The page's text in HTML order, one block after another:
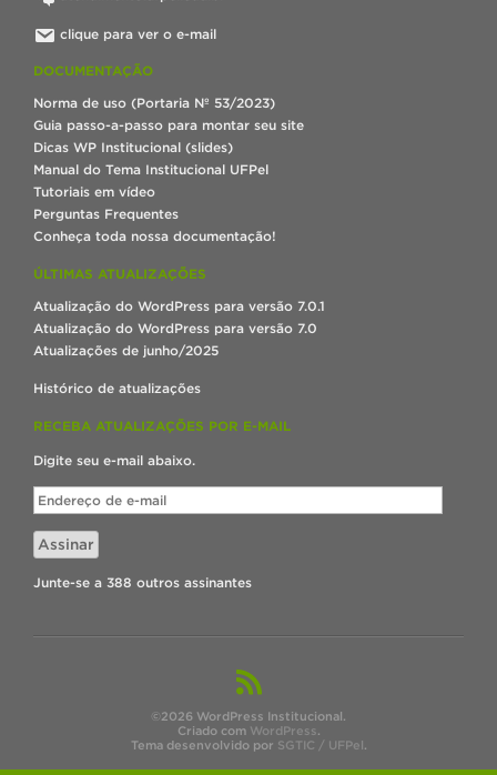
clique para ver o e-mail
DOCUMENTAÇÃO
Norma de uso (Portaria Nº 53/2023)
Guia passo-a-passo para montar seu site
Dicas WP Institucional (slides)
Manual do Tema Institucional UFPel
Tutoriais em vídeo
Perguntas Frequentes
Conheça toda nossa documentação!
ÚLTIMAS ATUALIZAÇÕES
Atualização do WordPress para versão 7.0.1
Atualização do WordPress para versão 7.0
Atualizações de junho/2025
Histórico de atualizações
RECEBA ATUALIZAÇÕES POR E-MAIL
Digite seu e-mail abaixo.
Endereço
de
e-
mail
Assinar
Junte-se a 388 outros assinantes
©2026 WordPress Institucional.
Criado com WordPress.
Tema desenvolvido por SGTIC / UFPel.